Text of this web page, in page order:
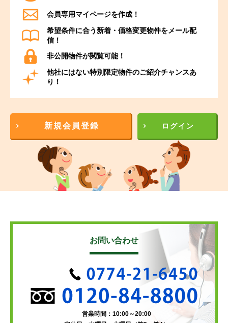
会員専用マイページを作成！
希望条件に合う新着・価格変更物件をメール配
信！
非公開物件が閲覧可能！
他社にはない特別限定物件のご紹介チャンスあ
り！
新規会員登録 ログイン
お問い合わせ
営業時間：10:00～20:00